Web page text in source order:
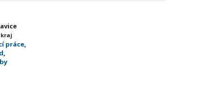
práce,
,